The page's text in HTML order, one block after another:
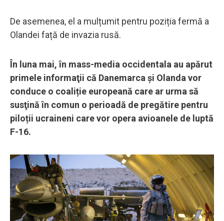
De asemenea, el a mulțumit pentru poziția fermă a
Olandei față de invazia rusă.
În luna mai, în mass-media occidentala au apărut
primele informaţii că Danemarca și Olanda vor
conduce o coaliție europeană care ar urma să
susţină în comun o perioadă de pregătire pentru
piloții ucraineni care vor opera avioanele de luptă
F-16.